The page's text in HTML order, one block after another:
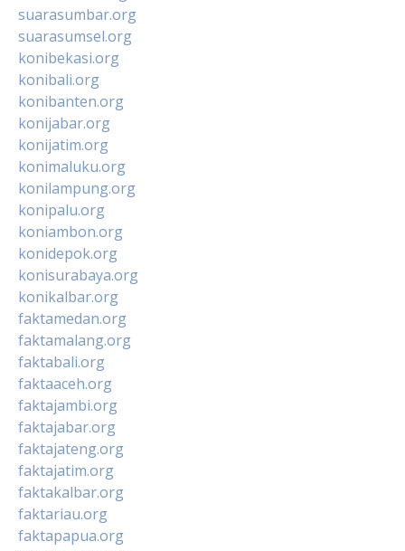
suarasumbar.org
suarasumsel.org
konibekasi.org
konibali.org
konibanten.org
konijabar.org
konijatim.org
konimaluku.org
konilampung.org
konipalu.org
koniambon.org
konidepok.org
konisurabaya.org
konikalbar.org
faktamedan.org
faktamalang.org
faktabali.org
faktaaceh.org
faktajambi.org
faktajabar.org
faktajateng.org
faktajatim.org
faktakalbar.org
faktariau.org
faktapapua.org